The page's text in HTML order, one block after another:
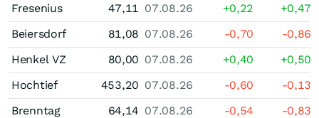
Fresenius
47,11 07.08.26 +0,22
+0,47
Beiersdorf
81,08 07.08.26 -0,70
-0,86
Henkel VZ
80,00 07.08.26 +0,40
+0,50
Hochtief
453,20 07.08.26 -0,60
-0,13
Brenntag
64,14 07.08.26 -0,54
-0,83